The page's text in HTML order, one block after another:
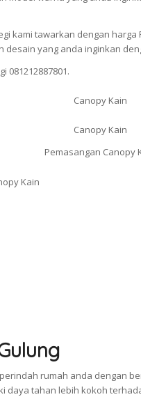
kami tawarkan dengan harga
desain yang anda inginkan
081212887801.
rumah anda dengan
daya tahan lebih kokoh